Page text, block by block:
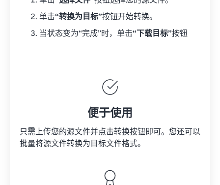
单击“转换为目标”按钮开始转换。
当状态变为“完成”时，单击“下载目标”按钮
便于使用
只需上传您的源文件并点击转换按钮即可。您还可以
批量将源文件转换为目标文件格式。